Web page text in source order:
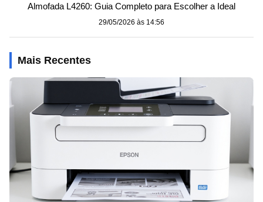
Almofada L4260: Guia Completo para Escolher a Ideal
29/05/2026 às 14:56
Mais Recentes